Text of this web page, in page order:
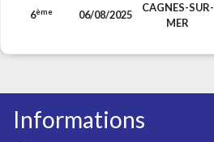
6ème 06/08/2025
CAGNES-SUR-
MER
Informations